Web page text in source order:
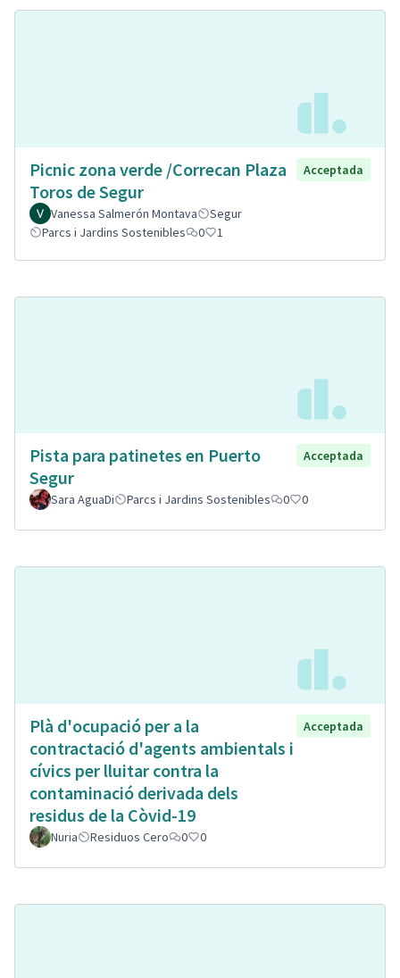
Picnic zona verde /Correcan Plaza
Toros de Segur
Acceptada
Vanessa Salmerón Montava
Segur
Parcs i Jardins Sostenibles
0 1
Pista para patinetes en Puerto
Segur
Acceptada
Sara AguaDi Parcs i Jardins Sostenibles 0 0
Plà d'ocupació per a la
contractació d'agents ambientals i
cívics per lluitar contra la
contaminació derivada dels
residus de la Còvid-19
Acceptada
Nuria Residuos Cero 0 0